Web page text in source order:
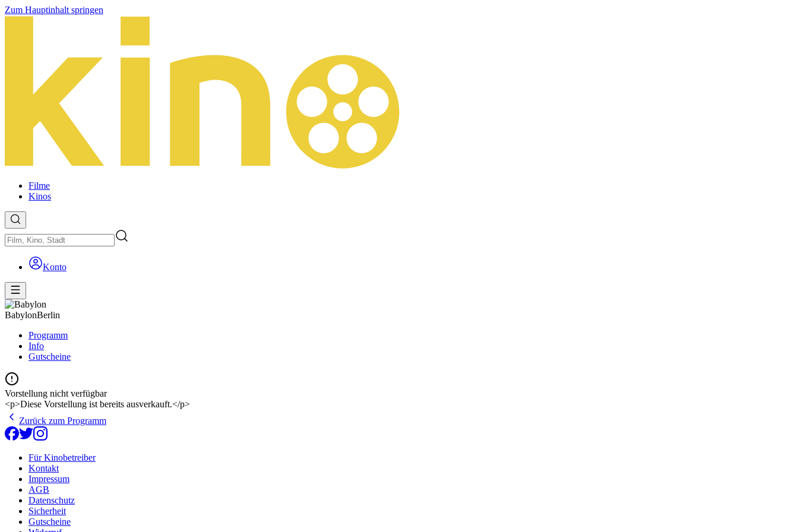
Zum Hauptinhalt springen
Filme
Kinos
Konto
BabylonBerlin
Programm
Info
Gutscheine
Vorstellung nicht verfügbar
<p>Diese Vorstellung ist bereits ausverkauft.</p>
Zurück zum Programm
Für Kinobetreiber
Kontakt
Impressum
AGB
Datenschutz
Sicherheit
Gutscheine